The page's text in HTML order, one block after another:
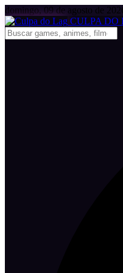
domingo, 09 de agosto de
CULPA DO